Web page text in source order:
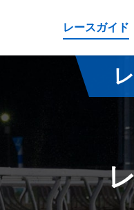
レースガイド
レース情
払
騎
データルーム
騎手・調教師紹介
坂路調教映像
遠征馬情報